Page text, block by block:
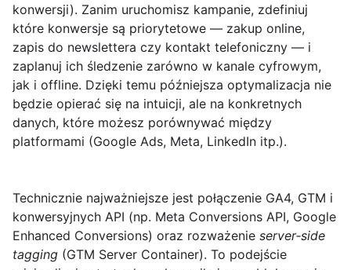
konwersji). Zanim uruchomisz kampanie, zdefiniuj
które konwersje są priorytetowe — zakup online,
zapis do newslettera czy kontakt telefoniczny — i
zaplanuj ich śledzenie zarówno w kanale cyfrowym,
jak i offline. Dzięki temu późniejsza optymalizacja nie
będzie opierać się na intuicji, ale na konkretnych
danych, które możesz porównywać między
platformami (Google Ads, Meta, LinkedIn itp.).
Technicznie najważniejsze jest połączenie GA4, GTM i
konwersyjnych API (np. Meta Conversions API, Google
Enhanced Conversions) oraz rozważenie server‑side
tagging (GTM Server Container). To podejście